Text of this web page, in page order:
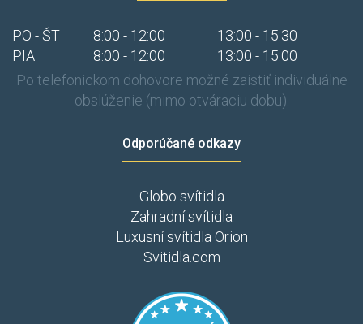
PO - ŠT 8:00 - 12:00
13:00 - 15:30
PIA
8:00 - 12:00
13:00 - 15:00
Po telefonickom dohovore možné zaistiť individuálne
obslúženie (mimo otváraciu dobu).
Odporúčané odkazy
Globo svítidla
Zahradní svítidla
Luxusní svítidla Orion
Svitidla.com